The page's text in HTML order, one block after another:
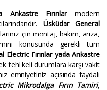
Ankastre Fırınlarmodern
Üsküdar General
için montaj, bakım, arıza,
konusunda gerekli tüm
Electric Fırınlar yada Ankastre
tehlikeli durumlara karşı vakit
emniyetiniz açısında faydalı
Mikrodalga Fırın Tamiri,